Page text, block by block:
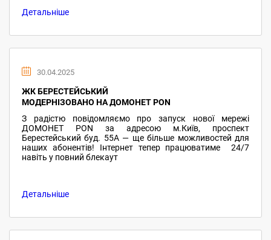
Детальніше
30.04.2025
ЖК БЕРЕСТЕЙСЬКИЙ
МОДЕРНІЗОВАНО НА ДОМОНЕТ PON
З радістю повідомляємо про запуск нової мережі
ДОМОНЕТ PON за адресою м.Київ, проспект
Берестейський буд. 55А — ще більше можливостей для
наших абонентів! Інтернет тепер працюватиме 24/7
навіть у повний блекаут
Детальніше